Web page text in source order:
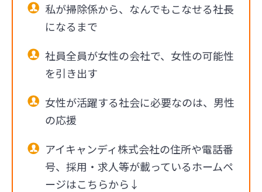
私が掃除係から、なんでもこなせる社長
になるまで
社員全員が女性の会社で、女性の可能性
を引き出す
女性が活躍する社会に必要なのは、男性
の応援
アイキャンディ株式会社の住所や電話番
号、採用・求人等が載っているホームペ
ージはこちらから↓